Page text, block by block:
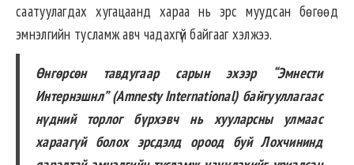
саатуулагдах хугацаанд хараа нь эрс муудсан бөгөөд
эмнэлгийн тусламж авч чадахгүй байгааг хэлжээ.
Өнгөрсөн тавдугаар сарын эхээр “Эмнести
Интернэшнл” (Amnesty International) байгууллагаас
нүдний торлог бүрхэвч нь хууларсны улмаас
хараагүй болох эрсдэлд ороод буй Лохчининд